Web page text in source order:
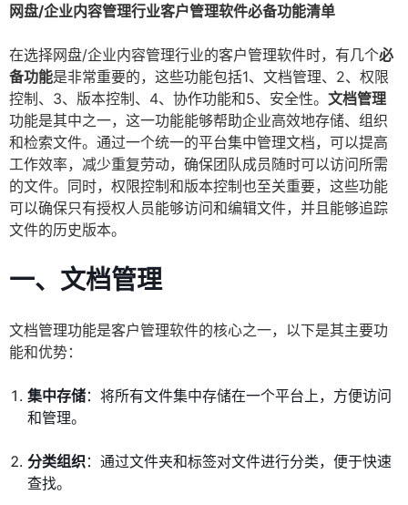
网盘/企业内容管理行业客户管理软件必备功能清单
在选择网盘/企业内容管理行业的客户管理软件时，有几个必
备功能是非常重要的，这些功能包括1、文档管理、2、权限
控制、3、版本控制、4、协作功能和5、安全性。 文档管理
功能是其中之一，这一功能能够帮助企业高效地存储、组织
和检索文件。通过一个统一的平台集中管理文档，可以提高
工作效率，减少重复劳动，确保团队成员随时可以访问所需
的文件。同时，权限控制和版本控制也至关重要，这些功能
可以确保只有授权人员能够访问和编辑文件，并且能够追踪
文件的历史版本。
一、文档管理
文档管理功能是客户管理软件的核心之一，以下是其主要功
能和优势：
集中存储：将所有文件集中存储在一个平台上，方便访问
和管理。
分类组织：通过文件夹和标签对文件进行分类，便于快速
查找。